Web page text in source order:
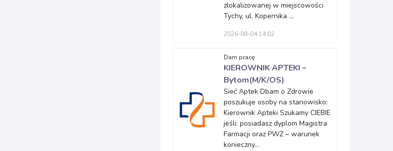
zlokalizowanej w miejscowości
Tychy, ul. Kopernika ...
2026-08-04 14:02
Dam pracę
KIEROWNIK APTEKI –
Bytom(M/K/OS)
Sieć Aptek Dbam o Zdrowie
poszukuje osoby na stanowisko:
Kierownik Apteki Szukamy CIEBIE
jeśli: posiadasz dyplom Magistra
Farmacji oraz PWZ – warunek
konieczny...